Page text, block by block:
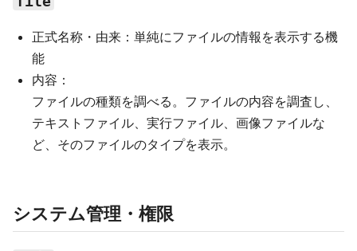
正式名称・由来：単純にファイルの情報を表示する機
能
内容：
ファイルの種類を調べる。ファイルの内容を調査し、
テキストファイル、実行ファイル、画像ファイルな
ど、そのファイルのタイプを表示。
システム管理・権限